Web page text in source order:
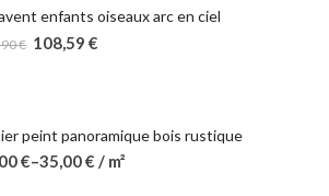
enfants oiseaux arc en ciel
€ 108,59 €
peint panoramique bois rustique
€–35,00€ / m²